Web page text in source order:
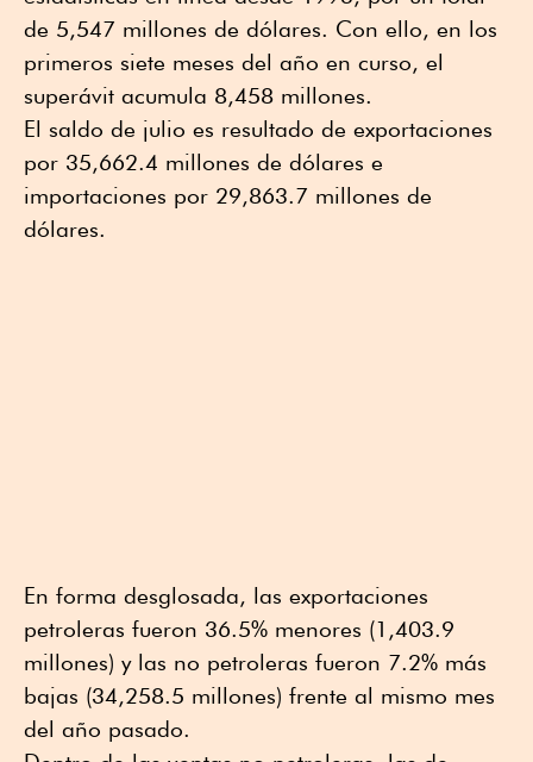
de 5,547 millones de dólares. Con ello, en los
primeros siete meses del año en curso, el
superávit acumula 8,458 millones.
El saldo de julio es resultado de exportaciones
por 35,662.4 millones de dólares e
importaciones por 29,863.7 millones de
dólares.
En forma desglosada, las exportaciones
petroleras fueron 36.5% menores (1,403.9
millones) y las no petroleras fueron 7.2% más
bajas (34,258.5 millones) frente al mismo mes
del año pasado.